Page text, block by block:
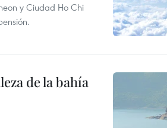
y Ciudad Ho Chi
de la bahía